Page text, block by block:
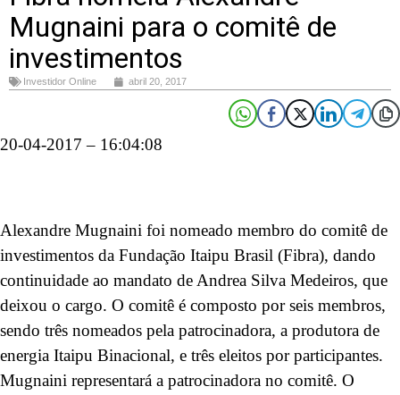
Mugnaini para o comitê de
investimentos
Investidor Online abril 20, 2017
20-04-2017 – 16:04:08
Alexandre Mugnaini foi nomeado membro do comitê de
investimentos da Fundação Itaipu Brasil (Fibra), dando
continuidade ao mandato de Andrea Silva Medeiros, que
deixou o cargo. O comitê é composto por seis membros,
sendo três nomeados pela patrocinadora, a produtora de
energia Itaipu Binacional, e três eleitos por participantes.
Mugnaini representará a patrocinadora no comitê. O